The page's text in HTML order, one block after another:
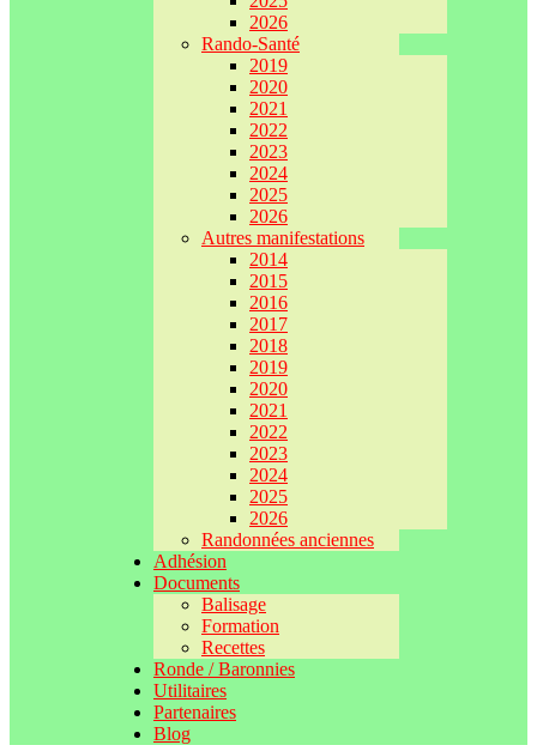
2026
Rando-Santé
2019
2020
2021
2022
2023
2024
2025
2026
Autres manifestations
2014
2015
2016
2017
2018
2019
2020
2021
2022
2023
2024
2025
2026
Randonnées anciennes
Adhésion
Documents
Balisage
Formation
Recettes
Ronde / Baronnies
Utilitaires
Partenaires
Blog